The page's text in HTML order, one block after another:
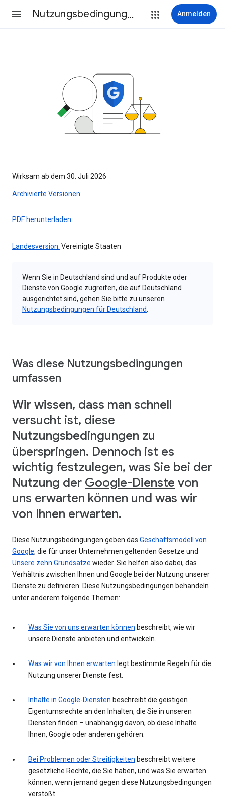
Nutzungsbedingungen Anmelden
Wirksam ab dem 30. Juli 2026
Archivierte Versionen
PDF herunterladen
Landesversion: Vereinigte Staaten
Wenn Sie in Deutschland sind und auf Produkte oder
Dienste von Google zugreifen, die auf Deutschland
ausgerichtet sind, gehen Sie bitte zu unseren
Nutzungsbedingungen für Deutschland
Was diese Nutzungsbedingungen
umfassen
Wir wissen, dass man schnell
versucht ist, diese
Nutzungsbedingungen zu
überspringen. Dennoch ist es
wichtig festzulegen, was Sie bei der
Nutzung der Google-Dienste von
uns erwarten können und was wir
von Ihnen erwarten.
Diese Nutzungsbedingungen geben das Geschäftsmodell von
Google, die für unser Unternehmen geltenden Gesetze und
Unsere zehn Grundsätze wieder. Sie helfen also dabei, das
Verhältnis zwischen Ihnen und Google bei der Nutzung unserer
Dienste zu definieren. Diese Nutzungsbedingungen behandeln
unter anderem folgende Themen:
Was Sie von uns erwarten können beschreibt, wie wir
unsere Dienste anbieten und entwickeln.
Was wir von Ihnen erwarten legt bestimmte Regeln für die
Nutzung unserer Dienste fest.
Inhalte in Google-Diensten beschreibt die geistigen
Eigentumsrechte an den Inhalten, die Sie in unseren
Diensten finden – unabhängig davon, ob diese Inhalte
Ihnen, Google oder anderen gehören.
Bei Problemen oder Streitigkeiten beschreibt weitere
gesetzliche Rechte, die Sie haben, und was Sie erwarten
können, wenn jemand gegen diese Nutzungsbedingungen
verstößt.